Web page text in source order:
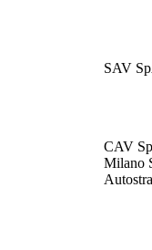
SAV
CAV
Milano